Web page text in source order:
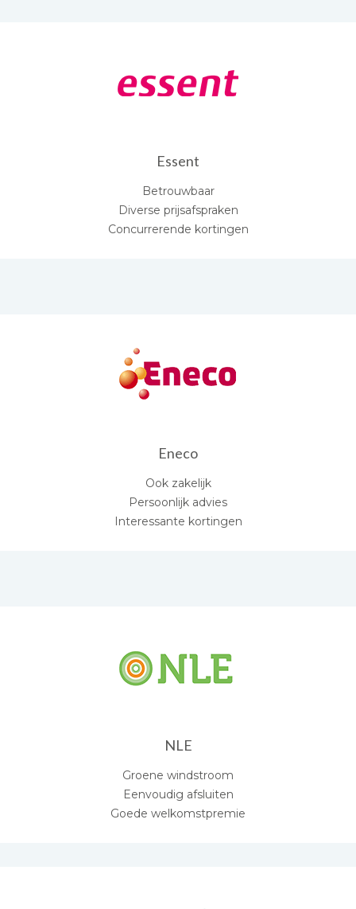
Essent
Betrouwbaar
Diverse prijsafspraken
Concurrerende kortingen
Eneco
Ook zakelijk
Persoonlijk advies
Interessante kortingen
NLE
Groene windstroom
Eenvoudig afsluiten
Goede welkomstpremie